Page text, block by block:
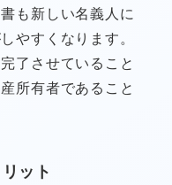
も新しい名義人に
やすくなります。
了させていること
所有者であること
ット